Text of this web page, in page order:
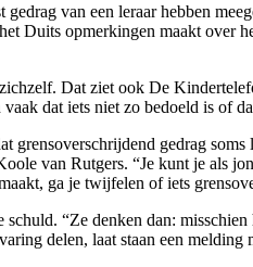
van een leraar hebben
Duits opmerkingen maakt over
Dat ziet ook De
dat iets niet zo bedoeld is of
grensoverschrijdend gedrag
van Rutgers. “Je kunt je als
ga je twijfelen of iets
“Ze denken dan:
delen, laat staan een melding